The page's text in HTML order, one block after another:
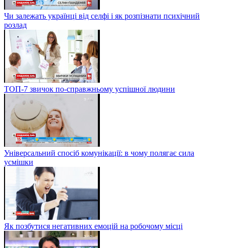
Чи залежать українці від селфі і як розпізнати психічний
розлад
ТОП-7 звичок по-справжньому успішної людини
Універсальний спосіб комунікації: в чому полягає сила
усмішки
Як позбутися негативних емоцій на робочому місці